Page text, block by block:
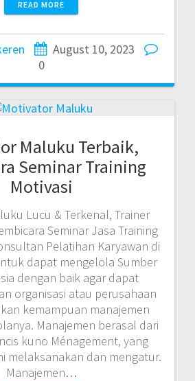
READ MORE
August 10, 2023
0
Maluku Terbaik,
Seminar Training
Motivasi
Lucu & Terkenal, Trainer
Seminar Jasa Training
Pelatihan Karyawan di
dapat mengelola Sumber
dengan baik agar dapat
organisasi atau perusahaan
kemampuan manajemen
Manajemen berasal dari
kuno Ménagement, yang
melaksanakan dan mengatur.
Manajemen…